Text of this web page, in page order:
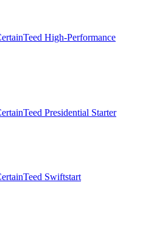
High-Performance
Presidential Starter
Swiftstart